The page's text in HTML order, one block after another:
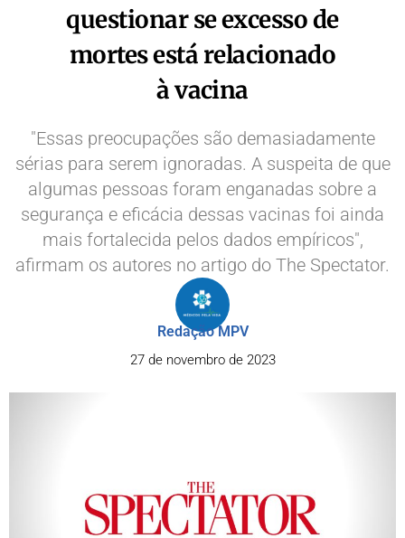
questionar se excesso de
mortes está relacionado
à vacina
"Essas preocupações são demasiadamente
sérias para serem ignoradas. A suspeita de que
algumas pessoas foram enganadas sobre a
segurança e eficácia dessas vacinas foi ainda
mais fortalecida pelos dados empíricos",
afirmam os autores no artigo do The Spectator.
Redação MPV
27 de novembro de 2023